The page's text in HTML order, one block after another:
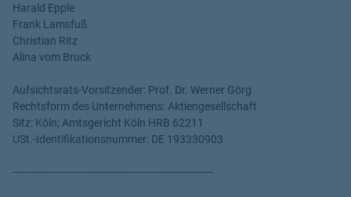
Harald Epple
Frank Lamsfuß
Christian Ritz
Alina vom Bruck
Aufsichtsrats-Vorsitzender: Prof. Dr. Werner Görg
Rechtsform des Unternehmens: Aktiengesellschaft
Sitz: Köln; Amtsgericht Köln HRB 62211
USt.-Identifikationsnummer: DE 193330903
----------------------------------------------------------------